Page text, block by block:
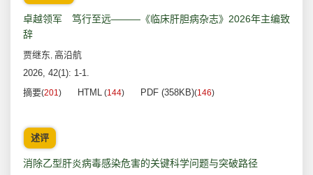
卓越领军 笃行至远———《临床肝胆病杂志》2026年主编致
辞
贾继东, 高沿航
2026, 42(1): 1-1.
摘要(201) HTML (144) PDF (358KB)(146)
述评
消除乙型肝炎病毒感染危害的关键科学问题与突破路径